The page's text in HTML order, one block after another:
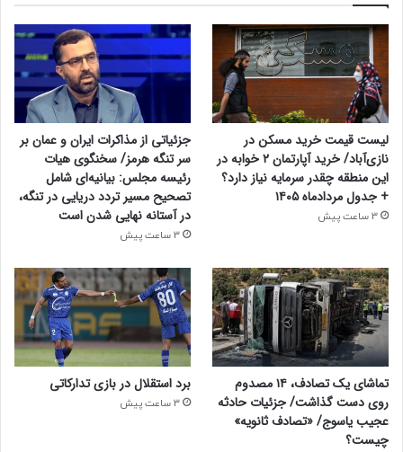
لیست قیمت خرید مسکن در
نازی‌آباد/ خرید آپارتمان ۲ خوابه در
این منطقه چقدر سرمایه نیاز دارد؟
+ جدول مردادماه ۱۴۰۵
3 ساعت پیش
جزئیاتی از مذاکرات ایران و عمان بر
سر تنگه هرمز/ سخنگوی هیات
رئیسه مجلس: بیانیه‌ای شامل
تصحیح مسیر تردد دریایی در تنگه،
در آستانه نهایی شدن است
3 ساعت پیش
تماشای یک تصادف، ۱۴ مصدوم
روی دست گذاشت/ جزئیات حادثه
عجیب یاسوج/ «تصادف ثانویه»
چیست؟
برد استقلال در بازی تدارکاتی
3 ساعت پیش